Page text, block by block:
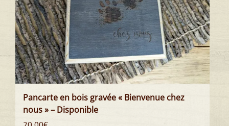
Pancarte en bois gravée « Bienvenue chez
nous » – Disponible